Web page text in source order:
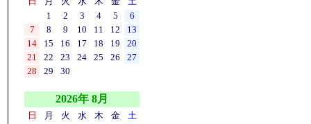
1
2 3 4 5
6
7
8 9 10 11 12
13
14
15 16 17 18 19
20
21
22 23 24 25 26
27
28
29 30
2026年 8月
日 月 火 水 木 金
土